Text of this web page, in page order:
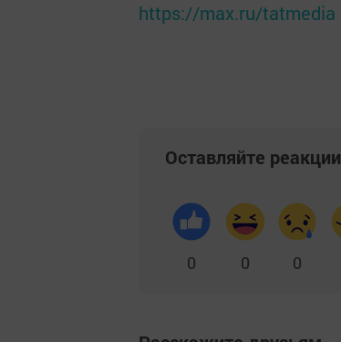
https://max.ru/tatmedia
Оставляйте реакции
0 0 0